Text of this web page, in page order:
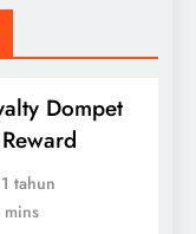
Dompet
1 tahun
mins